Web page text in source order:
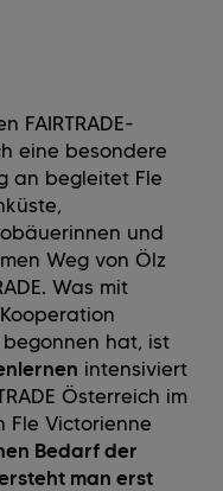
FAIRTRADE-
eine besondere
an begleitet Fle
und
Weg von Ölz
Was mit
begonnen hat, ist
intensiviert
Österreich im
Fle Victorienne
Bedarf der
man erst